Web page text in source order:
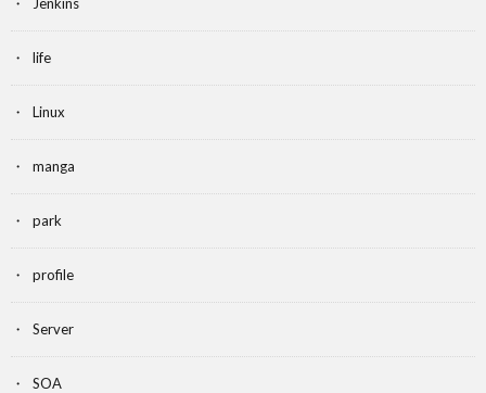
life
Linux
manga
park
profile
Server
SOA